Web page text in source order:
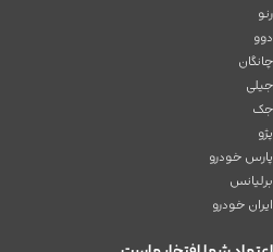
رنو
دوو
چانگان
جیلی
جک
پژو
پارس خودرو
برلیانس
ایران خودرو